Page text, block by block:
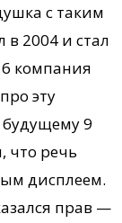
с таким
в 2004 и стал
компания
эту
будущему 9
что речь
дисплеем.
прав —